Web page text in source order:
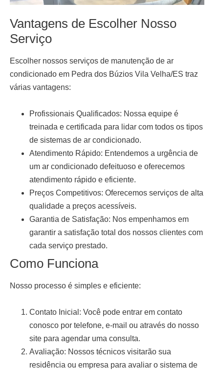
Vantagens de Escolher Nosso
Serviço
Escolher nossos serviços de manutenção de ar
condicionado em Pedra dos Búzios Vila Velha/ES traz
várias vantagens:
Profissionais Qualificados: Nossa equipe é
treinada e certificada para lidar com todos os tipos
de sistemas de ar condicionado.
Atendimento Rápido: Entendemos a urgência de
um ar condicionado defeituoso e oferecemos
atendimento rápido e eficiente.
Preços Competitivos: Oferecemos serviços de alta
qualidade a preços acessíveis.
Garantia de Satisfação: Nos empenhamos em
garantir a satisfação total dos nossos clientes com
cada serviço prestado.
Como Funciona
Nosso processo é simples e eficiente:
Contato Inicial: Você pode entrar em contato
conosco por telefone, e-mail ou através do nosso
site para agendar uma consulta.
Avaliação: Nossos técnicos visitarão sua
residência ou empresa para avaliar o sistema de